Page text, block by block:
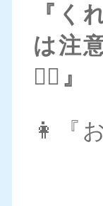
『く
は注
🧝‍♂️』
👩『